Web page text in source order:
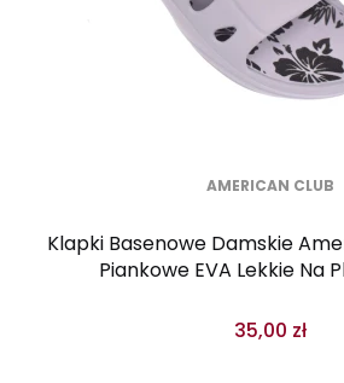
AMERICAN CLUB
Klapki Basenowe Damskie
Piankowe EVA Lekkie Na
35,00 zł